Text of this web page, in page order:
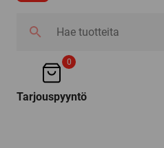
tuotteita
0
Tarjouspyyntö